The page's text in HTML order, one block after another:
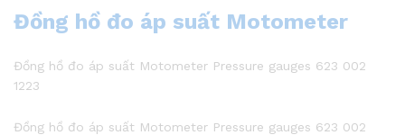
Đồng hồ đo áp suất Motometer
Đồng hồ đo áp suất Motometer Pressure gauges 623 002
1223
Đồng hồ đo áp suất Motometer Pressure gauges 623 002